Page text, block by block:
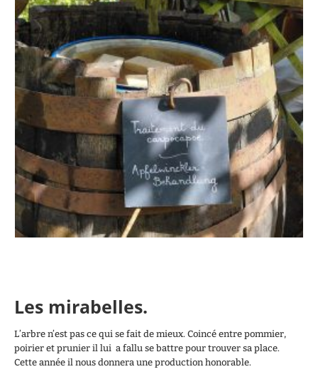
Les mirabelles.
L’arbre n’est pas ce qui se fait de mieux. Coincé entre pommier,
poirier et prunier il lui a fallu se battre pour trouver sa place.
Cette année il nous donnera une production honorable.